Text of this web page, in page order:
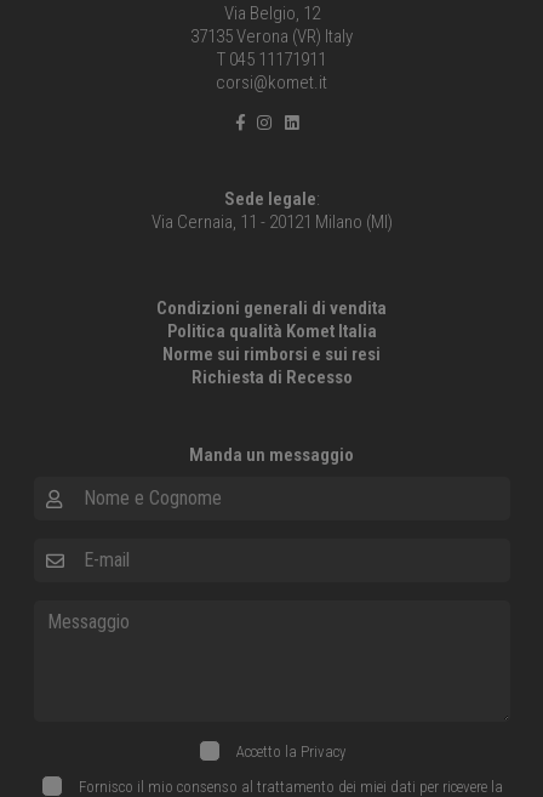
Via Belgio, 12
37135 Verona (VR) Italy
T 045 11171911
corsi@komet.it
Sede legale:
Via Cernaia, 11 - 20121 Milano (MI)
Condizioni generali di vendita
Politica qualità Komet Italia
Norme sui rimborsi e sui resi
Richiesta di Recesso
Manda un messaggio
Accetto la Privacy
Fornisco il mio consenso al trattamento dei miei dati per ricevere la